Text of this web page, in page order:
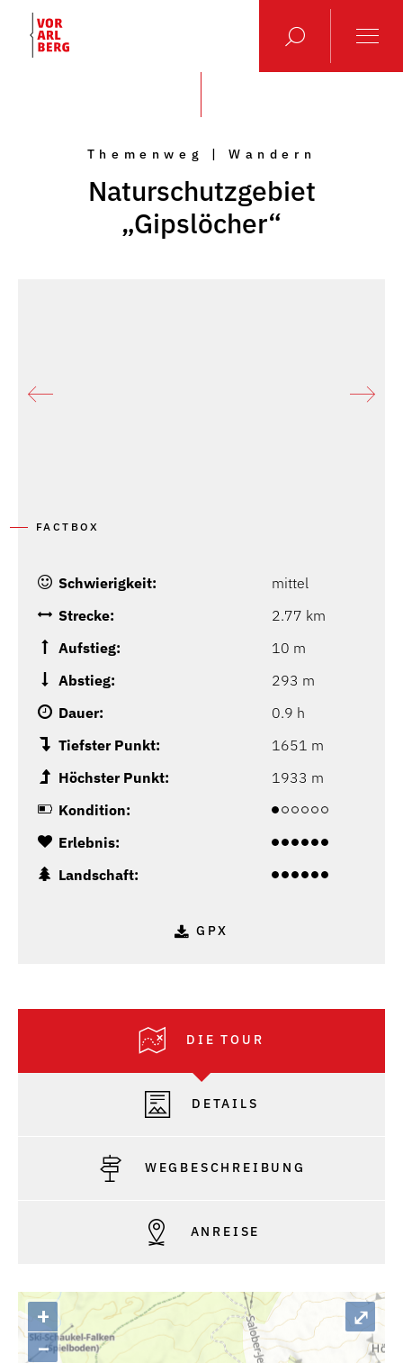
Themenweg | Wandern
Naturschutzgebiet
„Gipslöcher“
FACTBOX
Schwierigkeit:
mittel
Strecke:
2.77 km
Aufstieg:
10 m
Abstieg:
293 m
Dauer:
0.9 h
Tiefster Punkt:
1651 m
Höchster Punkt:
1933 m
Kondition:
Erlebnis:
Landschaft:
GPX
DIE TOUR
DETAILS
WEGBESCHREIBUNG
ANREISE
+
–
⤢